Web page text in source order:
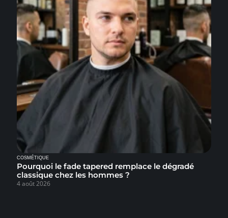
COSMÉTIQUE
Pourquoi le fade tapered remplace le dégradé
classique chez les hommes ?
4 août 2026